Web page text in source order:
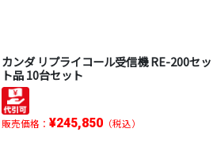
カンダ リプライコール受信機 RE-200セッ
ト品 10台セット
販売価格： ¥245,850（税込）